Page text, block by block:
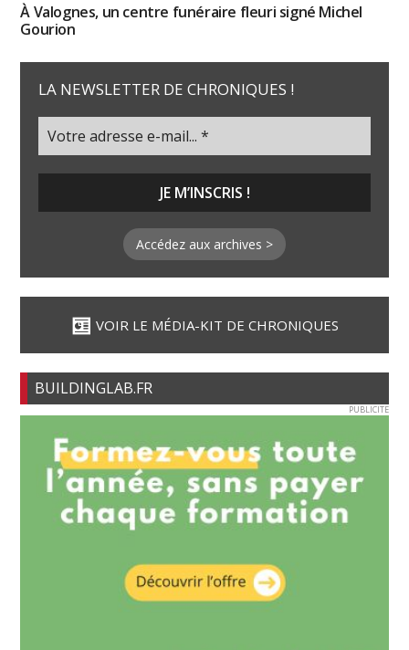
À Valognes, un centre funéraire fleuri signé Michel
Gourion
LA NEWSLETTER DE CHRONIQUES !
Accédez aux archives >
VOIR LE MÉDIA-KIT DE CHRONIQUES
BUILDINGLAB.FR
PUBLICITE